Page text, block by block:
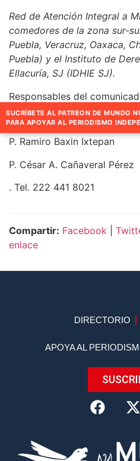
Red de Atención Integral a
comedores de la zona sur-
Puebla, Veracruz, Oaxaca,
Puebla) y el Instituto de
Ellacuría, SJ (IDHIE SJ).
Responsables del
P. Gustavo Rodríguez Zárate
P. Ramiro Baxin Ixtepan
P. César A. Cañaveral Pérez
. Tel. 222 441 8021
Compartir: Facebook
enlace
DIRECTORIO
APOYA AL
SUCRÍBETE AL PATREON DE MUNDO
PARA APOYAR AL PERIODISMO